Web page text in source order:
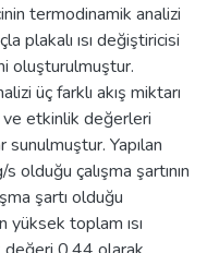
termodinamik analizi
plakalı ısı değiştiricisi
oluşturulmuştur.
üç farklı akış miktarı
ve etkinlik değerleri
Yapılan
çalışma şartının
şartı olduğu
yüksek toplam ısı